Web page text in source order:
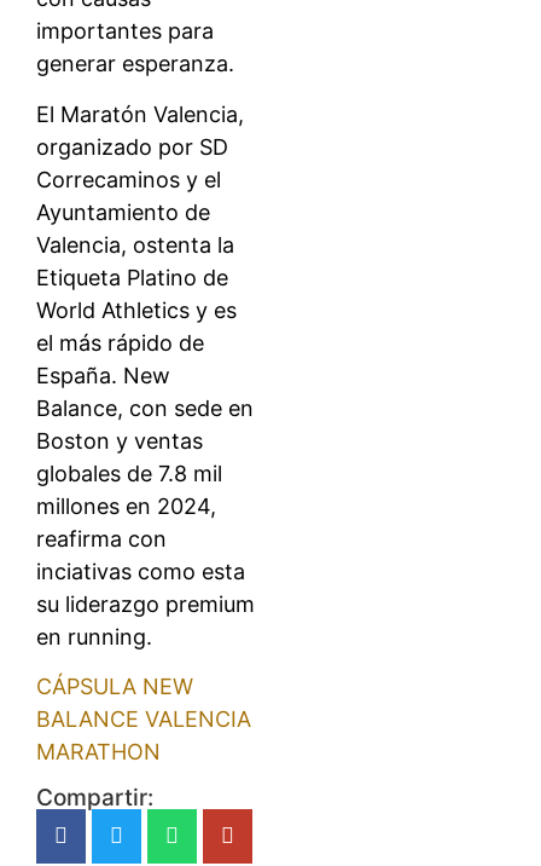
importantes para
generar esperanza.
El Maratón Valencia,
organizado por SD
Correcaminos y el
Ayuntamiento de
Valencia, ostenta la
Etiqueta Platino de
World Athletics y es
el más rápido de
España. New
Balance, con sede en
Boston y ventas
globales de 7.8 mil
millones en 2024,
reafirma con
inciativas como esta
su liderazgo premium
en running.
CÁPSULA NEW
BALANCE VALENCIA
MARATHON
Compartir: